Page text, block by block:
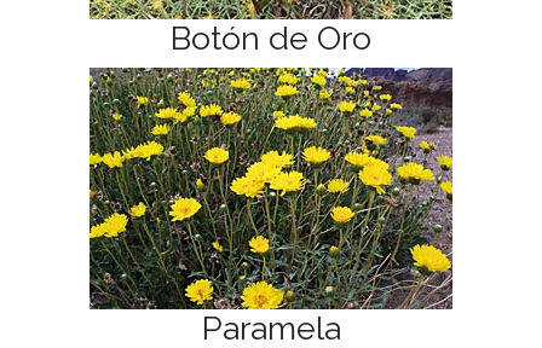
Botón de Oro
Paramela